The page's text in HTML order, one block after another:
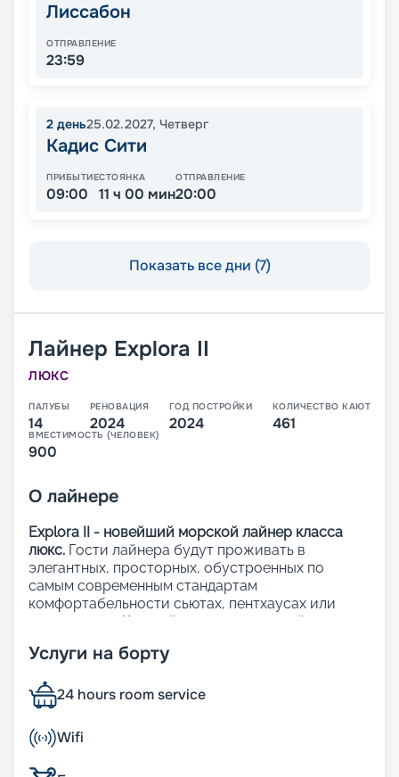
Лиссабон
ОТПРАВЛЕНИЕ
23:59
2 день25.02.2027, Четверг
Кадис Сити
ПРИБЫТИЕ
09:00
СТОЯНКА
11 ч 00 мин
ОТПРАВЛЕНИЕ
20:00
Показать все дни (7)
Лайнер Explora II
ЛЮКС
ПАЛУБЫ
14
РЕНОВАЦИЯ
2024
ГОД ПОСТРОЙКИ
2024
КОЛИЧЕСТВО КАЮТ
461
ВМЕСТИМОСТЬ (ЧЕЛОВЕК)
900
О лайнере
Explora II - новейший морской лайнер класса
люкс. Гости лайнера будут проживать в
элегантных, просторных, обустроенных по
самым современным стандартам
комфортабельности сьютах, пентхаусах или
резиденциях. Каждый из 461 люксов лайнера с
приватными террасами.
На лайнере:
12 баров и лаунджей, а также 6 ресторанов;
3 открытых бассейна, включая 1 бассейн только
для взрослых;
Услуги на борту
24 hours room service
Wifi